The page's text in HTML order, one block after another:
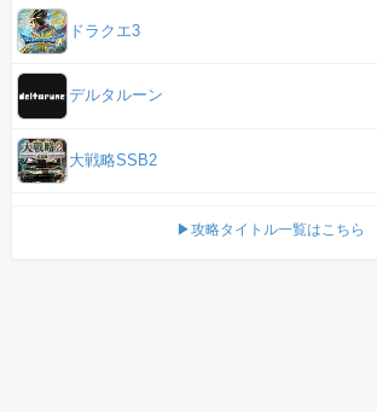
ドラクエ3
デルタルーン
大戦略SSB2
▶攻略タイトル一覧はこちら